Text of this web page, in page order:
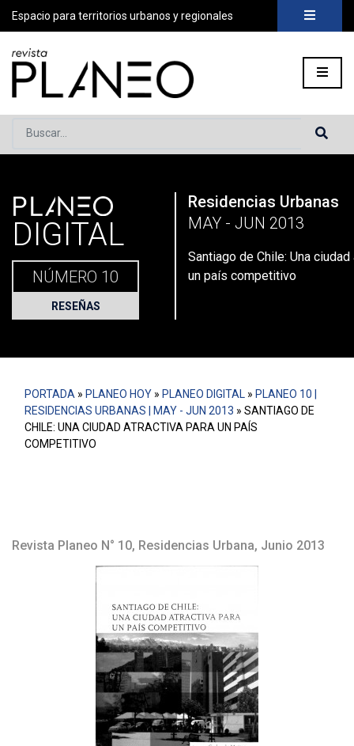
Espacio para territorios urbanos y regionales
Buscar...
Portada» Planeo Hoy Planeo Digital»PLANEO 10 |
PLANEO
DIGITAL
NÚMERO 10
RESEÑAS
Residencias Urbanas
MAY - JUN 2013
Santiago de Chile: Una
un país competitivo
PORTADA » PLANEO HOY » PLANEO DIGITAL » PLANEO 10 |
RESIDENCIAS URBANAS | MAY - JUN 2013 » SANTIAGO DE
CHILE: UNA CIUDAD ATRACTIVA PARA UN PAÍS
COMPETITIVO
Revista Planeo N° 10, Residencias Urbana, Junio 2013